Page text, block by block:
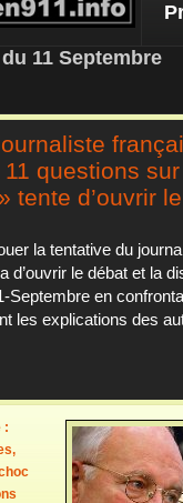
11 Septembre
questions
tente d’ouvrir
la tentative du
d’ouvrir le débat et la
Septembre en
les explications des
: